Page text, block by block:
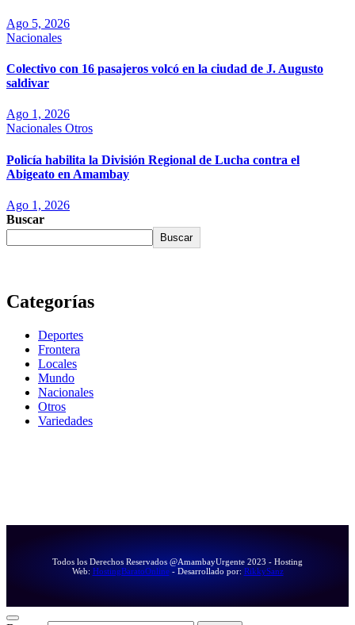
Ago 5, 2026
Nacionales
Colectivo con 16 pasajeros volcó en la ciudad de J. Augusto
saldivar
Ago 1, 2026
Nacionales Otros
Policía habilita la División Regional de Lucha contra el
Abigeato en Amambay
Ago 1, 2026
Buscar
Buscar
Categorías
Deportes
Frontera
Locales
Mundo
Nacionales
Otros
Variedades
Todos los Derechos Reservados @AmambayUrgente 2023 - Hosting
Web: HostingBaratoOnline- Desarrollado por: RikkySanz